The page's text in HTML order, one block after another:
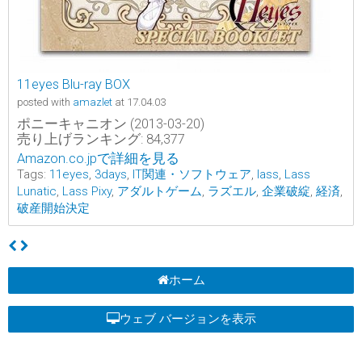
11eyes Blu-ray BOX
posted with amazlet at 17.04.03
ポニーキャニオン (2013-03-20)
売り上げランキング: 84,377
Amazon.co.jpで詳細を見る
Tags: 11eyes, 3days, IT関連・ソフトウェア, lass, Lass
Lunatic, Lass Pixy, アダルトゲーム, ラズエル, 企業破綻, 経済,
破産開始決定
ホーム
ウェブ バージョンを表示